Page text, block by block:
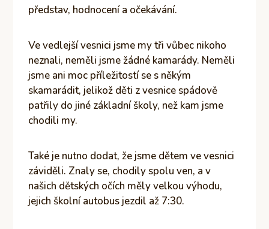
představ, hodnocení a očekávání.
Ve vedlejší vesnici jsme my tři vůbec nikoho
neznali, neměli jsme žádné kamarády. Neměli
jsme ani moc příležitostí se s někým
skamarádit, jelikož děti z vesnice spádově
patřily do jiné základní školy, než kam jsme
chodili my.
Také je nutno dodat, že jsme dětem ve vesnici
záviděli. Znaly se, chodily spolu ven, a v
našich dětských očích měly velkou výhodu,
jejich školní autobus jezdil až 7:30.